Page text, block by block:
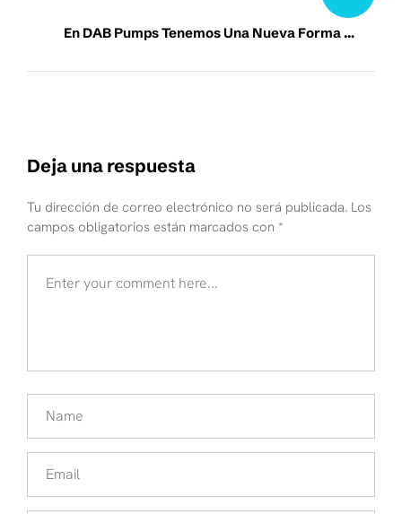
En DAB Pumps Tenemos Una Nueva Forma De
Deja una respuesta
Tu dirección de correo electrónico no será publicada. Los
campos obligatorios están marcados con *